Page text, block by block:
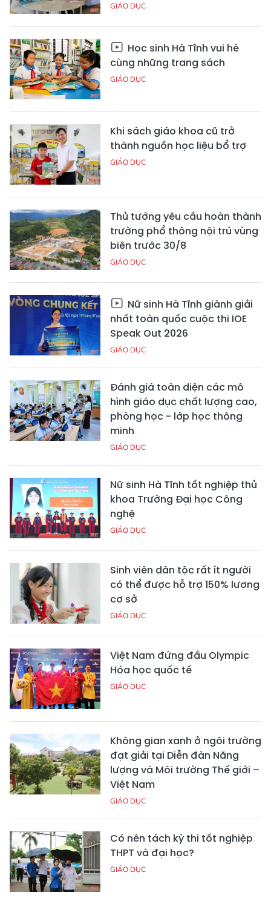
GIÁO DỤC
Học sinh Hà Tĩnh vui hè
cùng những trang sách
GIÁO DỤC
Khi sách giáo khoa cũ trở
thành nguồn học liệu bổ trợ
GIÁO DỤC
Thủ tướng yêu cầu hoàn thành
trường phổ thông nội trú vùng
biên trước 30/8
GIÁO DỤC
Nữ sinh Hà Tĩnh giành giải
nhất toàn quốc cuộc thi IOE
Speak Out 2026
GIÁO DỤC
Đánh giá toàn diện các mô
hình giáo dục chất lượng cao,
phòng học - lớp học thông
minh
GIÁO DỤC
Nữ sinh Hà Tĩnh tốt nghiệp thủ
khoa Trường Đại học Công
nghệ
GIÁO DỤC
Sinh viên dân tộc rất ít người
có thể được hỗ trợ 150% lương
cơ sở
GIÁO DỤC
Việt Nam đứng đầu Olympic
Hóa học quốc tế
GIÁO DỤC
Không gian xanh ở ngôi trường
đạt giải tại Diễn đàn Năng
lượng và Môi trường Thế giới –
Việt Nam
GIÁO DỤC
Có nên tách kỳ thi tốt nghiệp
THPT và đại học?
GIÁO DỤC